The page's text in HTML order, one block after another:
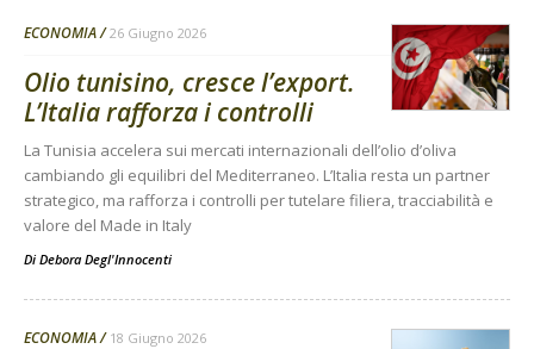
ECONOMIA 26 Giugno 2026
Olio tunisino, cresce l’export.
L’Italia rafforza i controlli
La Tunisia accelera sui mercati internazionali dell’olio d’oliva
cambiando gli equilibri del Mediterraneo. L’Italia resta un partner
strategico, ma rafforza i controlli per tutelare filiera, tracciabilità e
valore del Made in Italy
Di Debora Degl'Innocenti
ECONOMIA 18 Giugno 2026